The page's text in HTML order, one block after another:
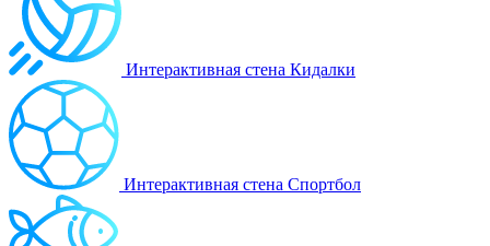
Интерактивная стена Кидалки
Интерактивная стена Спортбол